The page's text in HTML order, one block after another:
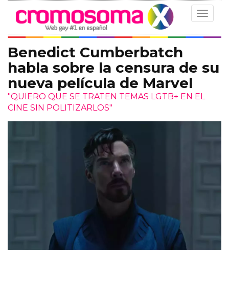
Toggle
Benedict Cumberbatch
habla sobre la censura de su
nueva película de Marvel
"QUIERO QUE SE TRATEN TEMAS LGTB+ EN EL
CINE SIN POLITIZARLOS"